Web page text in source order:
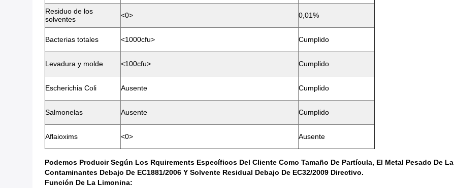
Residuo de los
solventes
<0> 0,01%
Bacterias totales <1000cfu> Cumplido
Levadura y molde <100cfu> Cumplido
Escherichia Coli Ausente Cumplido
Salmonelas Ausente Cumplido
Aflaioxims <0> Ausente
Podemos Producir Según Los Rquirements Específicos Del Cliente Como Tamaño De Partícula, El Metal Pesado De
Contaminantes Debajo De EC1881/2006 Y Solvente Residual Debajo De EC32/2009 Directivo.
Función De La Limonina: